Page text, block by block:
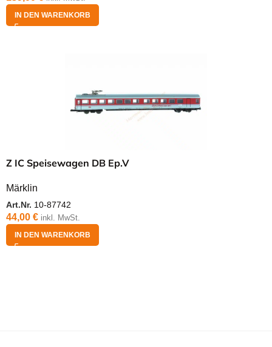
IN DEN WARENKORB
Z IC Speisewagen DB Ep.V
Märklin
Art.Nr. 10-87742
44,00 € inkl. MwSt.
IN DEN WARENKORB